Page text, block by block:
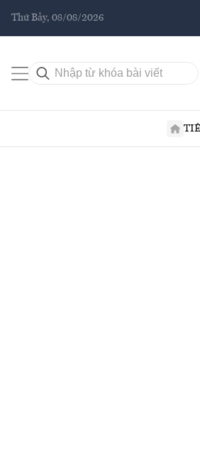
Thứ Bảy, 08/08/2026